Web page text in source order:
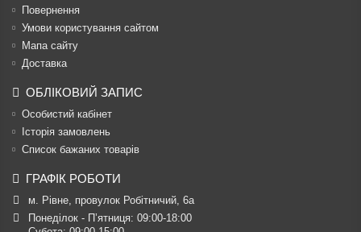
Повернення
Умови користування сайтом
Мапа сайту
Доставка
ОБЛІКОВИЙ ЗАПИС
Особистий кабінет
Історія замовлень
Список бажаних товарів
ГРАФІК РОБОТИ
м. Рівне, провулок Робітничий, 6а
Понеділок - П’ятниця: 09:00-18:00